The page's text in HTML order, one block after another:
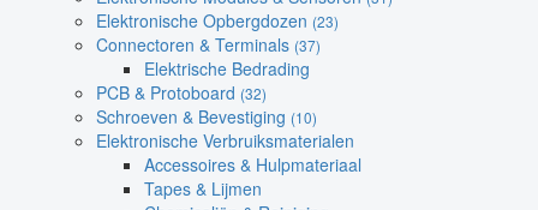
Elektronische Opbergdozen (23)
Connectoren & Terminals (37)
Elektrische Bedrading
PCB & Protoboard (32)
Schroeven & Bevestiging (10)
Elektronische Verbruiksmaterialen
Accessoires & Hulpmateriaal
Tapes & Lijmen